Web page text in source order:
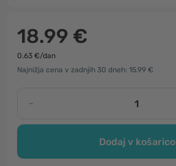
18.99 €
0.63 €/dan
Najnižja cena v zadnjih 30 dneh: 15.99 €
-
Dodaj v košarico